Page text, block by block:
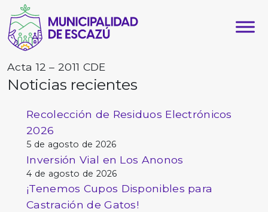
Acta 12 – 2011 CDE
Noticias recientes
Recolección de Residuos Electrónicos
2026
5 de agosto de 2026
Inversión Vial en Los Anonos
4 de agosto de 2026
¡Tenemos Cupos Disponibles para
Castración de Gatos!